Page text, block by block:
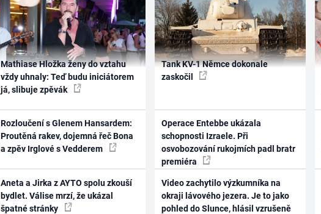
Mathiase Hložka ženy do vztahu
vždy uhnaly: Teď budu iniciátorem
já, slibuje zpěvák
Rozloučení s Glenem Hansardem:
Proutěná rakev, dojemná řeč Bona
a zpěv Irglové s Vedderem
Aneta a Jirka z AYTO spolu zkouší
bydlet. Válise mrzí, že ukázal
špatné stránky
Tank KV-1 Němce dokonale
zaskočil
Operace Entebbe ukázala
schopnosti Izraele. Při
osvobozování rukojmích padl bratr
premiéra
Video zachytilo výzkumníka na
okraji lávového jezera. Je to jako
pohled do Slunce, hlásil vzrušeně